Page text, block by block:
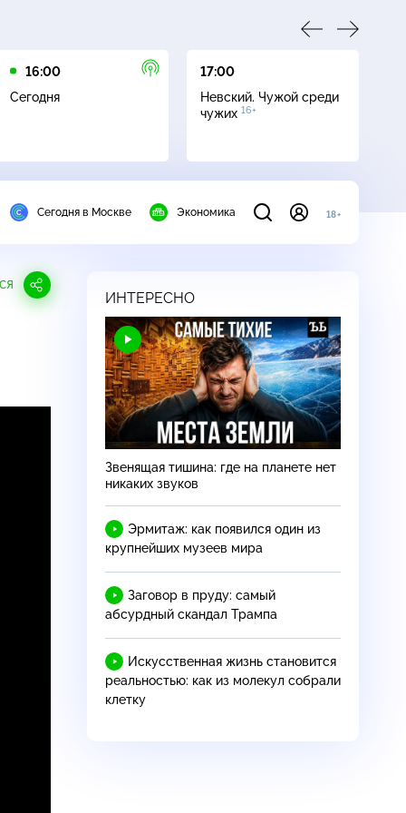
16:00
Сегодня
17:00
Невский. Чужой среди
чужих 16+
Сегодня в Москве Экономика 18+
ИНТЕРЕСНО
Звенящая тишина: где на планете нет
никаких звуков
Эрмитаж: как появился один из
крупнейших музеев мира
Заговор в пруду: самый
абсурдный скандал Трампа
Искусственная жизнь становится
реальностью: как из молекул собрали
клетку